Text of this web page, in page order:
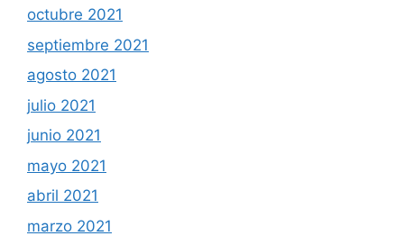
octubre 2021
septiembre 2021
agosto 2021
julio 2021
junio 2021
mayo 2021
abril 2021
marzo 2021